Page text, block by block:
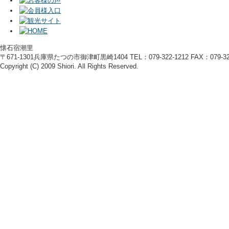
懐石宿潮里
〒671-1301兵庫県たつの市御津町黒崎1404 TEL：079-322-1212 FAX：079-
Copyright (C) 2009 Shiori. All Rights Reserved.